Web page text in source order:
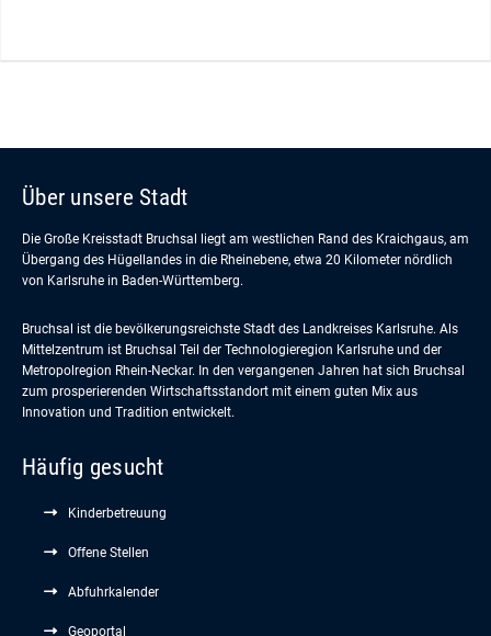
Über unsere Stadt
Die Große Kreisstadt Bruchsal liegt am westlichen Rand des Kraichgaus, am
Übergang des Hügellandes in die Rheinebene, etwa 20 Kilometer nördlich
von Karlsruhe in Baden-Württemberg.
Bruchsal ist die bevölkerungsreichste Stadt des Landkreises Karlsruhe. Als
Mittelzentrum ist Bruchsal Teil der Technologieregion Karlsruhe und der
Metropolregion Rhein-Neckar. In den vergangenen Jahren hat sich Bruchsal
zum prosperierenden Wirtschaftsstandort mit einem guten Mix aus
Innovation und Tradition entwickelt.
Häufig gesucht
Kinderbetreuung
Offene Stellen
Abfuhrkalender
Geoportal